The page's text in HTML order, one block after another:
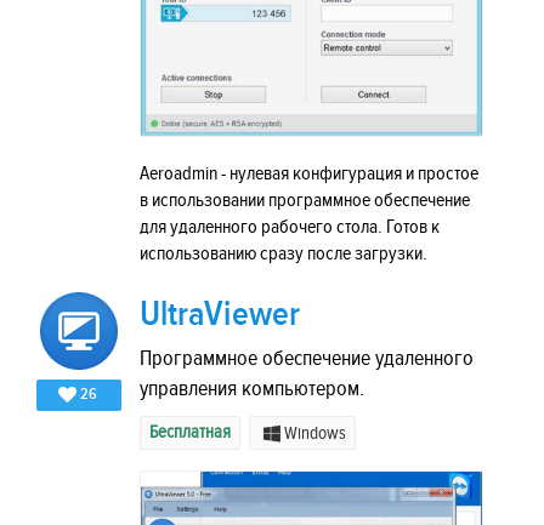
Aeroadmin - нулевая конфигурация и простое
в использовании программное обеспечение
для удаленного рабочего стола. Готов к
использованию сразу после загрузки.
26
UltraViewer
Программное обеспечение удаленного
управления компьютером.
Бесплатная Windows